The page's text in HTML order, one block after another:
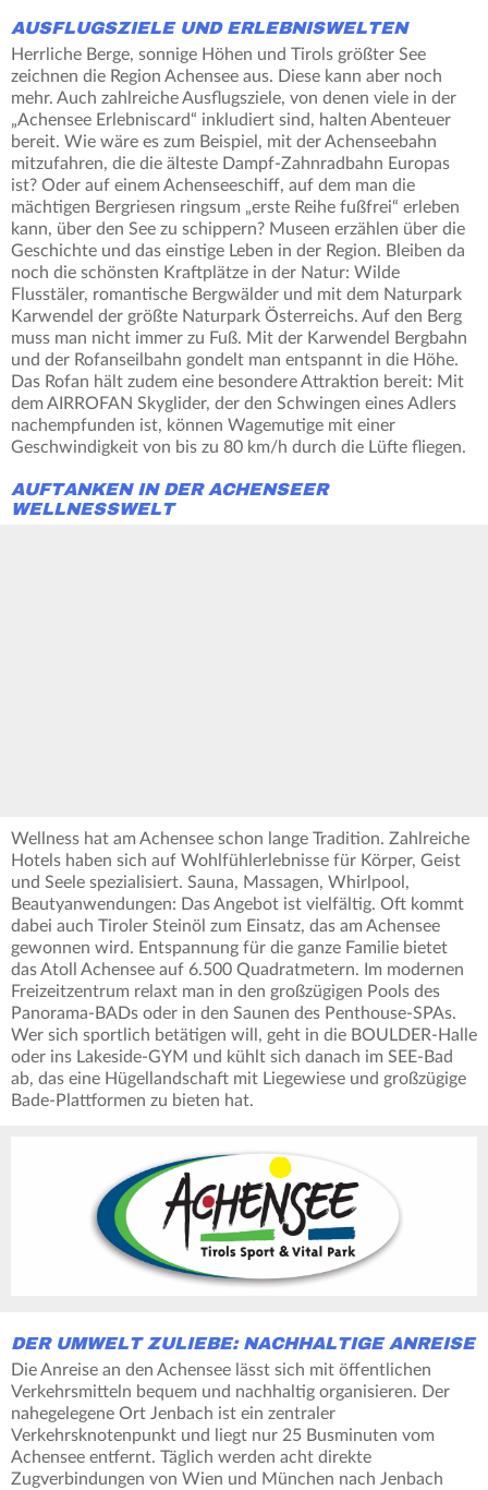
AUSFLUGSZIELE UND ERLEBNISWELTEN
Herrliche Berge, sonnige Höhen und Tirols größter See
zeichnen die Region Achensee aus. Diese kann aber noch
mehr. Auch zahlreiche Ausflugsziele, von denen viele in der
„Achensee Erlebniscard“ inkludiert sind, halten Abenteuer
bereit. Wie wäre es zum Beispiel, mit der Achenseebahn
mitzufahren, die die älteste Dampf-Zahnradbahn Europas
ist? Oder auf einem Achenseeschiff, auf dem man die
mächtigen Bergriesen ringsum „erste Reihe fußfrei“ erleben
kann, über den See zu schippern? Museen erzählen über die
Geschichte und das einstige Leben in der Region. Bleiben da
noch die schönsten Kraftplätze in der Natur: Wilde
Flusstäler, romantische Bergwälder und mit dem Naturpark
Karwendel der größte Naturpark Österreichs. Auf den Berg
muss man nicht immer zu Fuß. Mit der Karwendel Bergbahn
und der Rofanseilbahn gondelt man entspannt in die Höhe.
Das Rofan hält zudem eine besondere Attraktion bereit: Mit
dem AIRROFAN Skyglider, der den Schwingen eines Adlers
nachempfunden ist, können Wagemutige mit einer
Geschwindigkeit von bis zu 80 km/h durch die Lüfte fliegen.
AUFTANKEN IN DER ACHENSEER
WELLNESSWELT
Wellness hat am Achensee schon lange Tradition. Zahlreiche
Hotels haben sich auf Wohlfühlerlebnisse für Körper, Geist
und Seele spezialisiert. Sauna, Massagen, Whirlpool,
Beautyanwendungen: Das Angebot ist vielfältig. Oft kommt
dabei auch Tiroler Steinöl zum Einsatz, das am Achensee
gewonnen wird. Entspannung für die ganze Familie bietet
das Atoll Achensee auf 6.500 Quadratmetern. Im modernen
Freizeitzentrum relaxt man in den großzügigen Pools des
Panorama-BADs oder in den Saunen des Penthouse-SPAs.
Wer sich sportlich betätigen will, geht in die BOULDER-Halle
oder ins Lakeside-GYM und kühlt sich danach im SEE-Bad
ab, das eine Hügellandschaft mit Liegewiese und großzügige
Bade-Plattformen zu bieten hat.
DER UMWELT ZULIEBE: NACHHALTIGE ANREISE
Die Anreise an den Achensee lässt sich mit öffentlichen
Verkehrsmitteln bequem und nachhaltig organisieren. Der
nahegelegene Ort Jenbach ist ein zentraler
Verkehrsknotenpunkt und liegt nur 25 Busminuten vom
Achensee entfernt. Täglich werden acht direkte
Zugverbindungen von Wien und München nach Jenbach